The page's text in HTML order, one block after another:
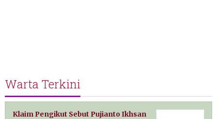
Warta Terkini
Klaim Pengikut Sebut Pujianto Ikhsan